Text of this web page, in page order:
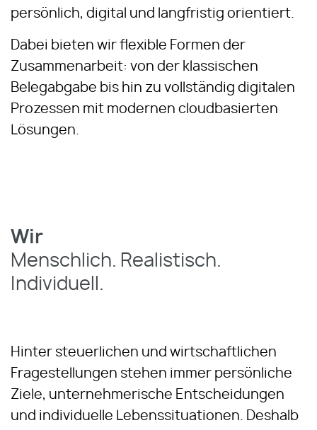
persönlich, digital und langfristig orientiert.
Dabei bieten wir flexible Formen der
Zusammenarbeit: von der klassischen
Belegabgabe bis hin zu vollständig digitalen
Prozessen mit modernen cloudbasierten
Lösungen.
Wir
Menschlich. Realistisch.
Individuell.
Hinter steuerlichen und wirtschaftlichen
Fragestellungen stehen immer persönliche
Ziele, unternehmerische Entscheidungen
und individuelle Lebenssituationen. Deshalb